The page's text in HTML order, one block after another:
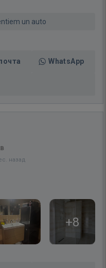
un auto
WhatsApp
назад
+8